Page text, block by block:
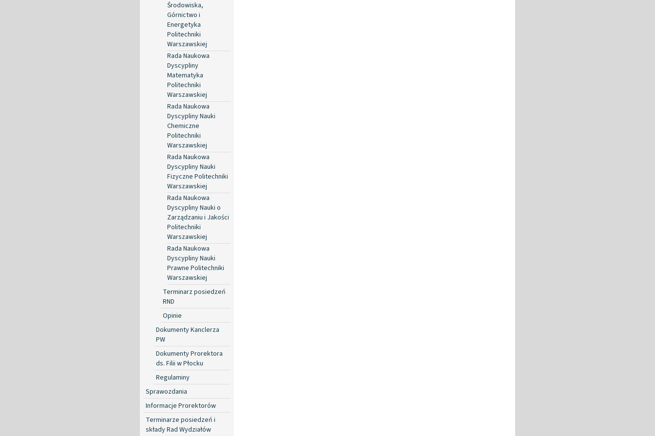
Środowiska,
Górnictwo i
Energetyka
Politechniki
Warszawskiej
Rada Naukowa
Dyscypliny
Matematyka
Politechniki
Warszawskiej
Rada Naukowa
Dyscypliny Nauki
Chemiczne
Politechniki
Warszawskiej
Rada Naukowa
Dyscypliny Nauki
Fizyczne Politechniki
Warszawskiej
Rada Naukowa
Dyscypliny Nauki o
Zarządzaniu i Jakości
Politechniki
Warszawskiej
Rada Naukowa
Dyscypliny Nauki
Prawne Politechniki
Warszawskiej
Terminarz posiedzeń
RND
Opinie
Dokumenty Kanclerza
PW
Dokumenty Prorektora
ds. Filii w Płocku
Regulaminy
Sprawozdania
Informacje Prorektorów
Terminarze posiedzeń i
składy Rad Wydziałów